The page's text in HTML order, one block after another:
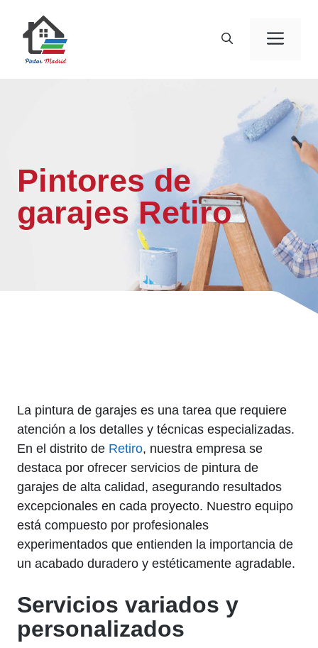
contenido
Pintores de
garajes Retiro
La pintura de garajes es una tarea que requiere
atención a los detalles y técnicas especializadas.
En el distrito de Retiro, nuestra empresa se
destaca por ofrecer servicios de pintura de
garajes de alta calidad, asegurando resultados
excepcionales en cada proyecto. Nuestro equipo
está compuesto por profesionales
experimentados que entienden la importancia de
un acabado duradero y estéticamente agradable.
Servicios variados y
personalizados